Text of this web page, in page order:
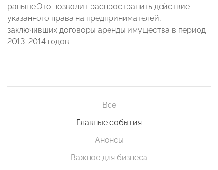
раньше.Это позволит распространить действие
указанного права на предпринимателей,
заключивших договоры аренды имущества в период
2013-2014 годов.
Все
Главные события
Анонсы
Важное для бизнеса